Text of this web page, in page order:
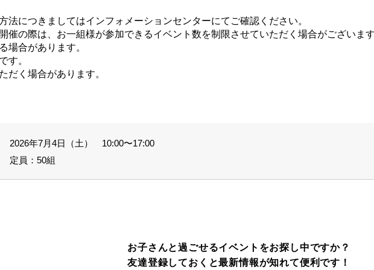
法につきましてはインフォメーションセンターにてご確認ください。
催の際は、お一組様が参加できるイベント数を制限させていただく場合がございま
場合があります。
す。
だく場合があります。
2026年7月4日（土） 10:00〜17:00
定員：50組
お子さんと過ごせるイベントをお探し中ですか？
友達登録しておくと最新情報が知れて便利です！